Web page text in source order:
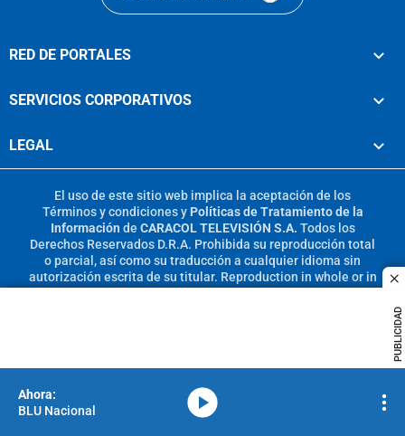
PUBLICIDAD
RED DE PORTALES
SERVICIOS CORPORATIVOS
LEGAL
El uso de este sitio web implica la aceptación de los
Términos y condicionesy Políticas de Tratamiento de la
Información de CARACOL TELEVISIÓN S.A. Todos los
Derechos Reservados D.R.A. Prohibida su reproducción total
o parcial, así como su traducción a cualquier idioma sin
autorización escrita de su titular. Reproduction in whole or in
BLU Nacional